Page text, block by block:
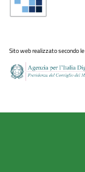
Sito web realizzato secondo